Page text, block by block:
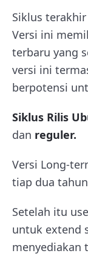
Siklus
Versi ini
terbaru yang
versi ini
berpotensi
Siklus Rilis
dan reguler.
Versi Long-
tiap dua
Setelah itu
untuk extend
menyediakan